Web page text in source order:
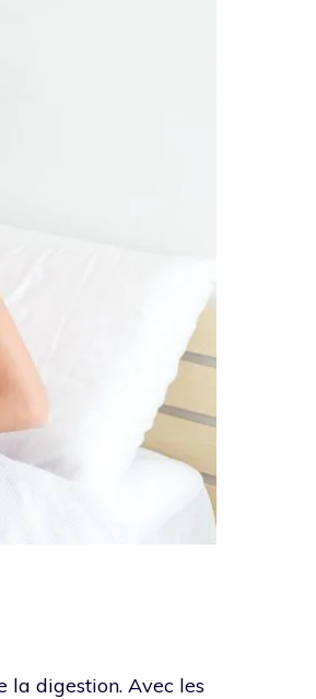
la digestion. Avec les